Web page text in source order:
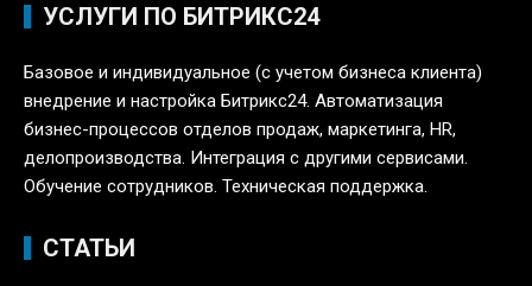
УСЛУГИ ПО БИТРИКС24
Базовое и индивидуальное (с учетом бизнеса клиента)
внедрение и настройка Битрикс24. Автоматизация
бизнес-процессов отделов продаж, маркетинга, HR,
делопроизводства. Интеграция с другими сервисами.
Обучение сотрудников. Техническая поддержка.
СТАТЬИ